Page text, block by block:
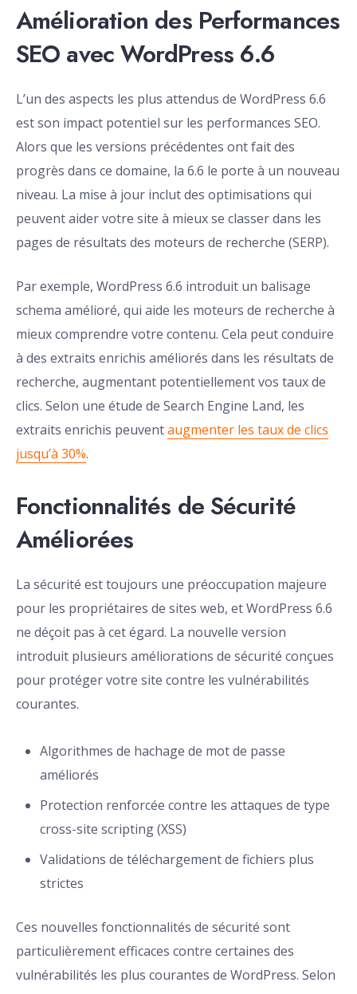
Amélioration des Performances
SEO avec WordPress 6.6
L’un des aspects les plus attendus de WordPress 6.6
est son impact potentiel sur les performances SEO.
Alors que les versions précédentes ont fait des
progrès dans ce domaine, la 6.6 le porte à un nouveau
niveau. La mise à jour inclut des optimisations qui
peuvent aider votre site à mieux se classer dans les
pages de résultats des moteurs de recherche (SERP).
Par exemple, WordPress 6.6 introduit un balisage
schema amélioré, qui aide les moteurs de recherche à
mieux comprendre votre contenu. Cela peut conduire
à des extraits enrichis améliorés dans les résultats de
recherche, augmentant potentiellement vos taux de
clics. Selon une étude de Search Engine Land, les
extraits enrichis peuventaugmenter les taux de clics
jusqu’à 30%.
Fonctionnalités de Sécurité
Améliorées
La sécurité est toujours une préoccupation majeure
pour les propriétaires de sites web, et WordPress 6.6
ne déçoit pas à cet égard. La nouvelle version
introduit plusieurs améliorations de sécurité conçues
pour protéger votre site contre les vulnérabilités
courantes.
Algorithmes de hachage de mot de passe
améliorés
Protection renforcée contre les attaques de type
cross-site scripting (XSS)
Validations de téléchargement de fichiers plus
strictes
Ces nouvelles fonctionnalités de sécurité sont
particulièrement efficaces contre certaines des
vulnérabilités les plus courantes de WordPress. Selon